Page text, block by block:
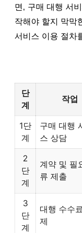
면, 구매 대행 서
작해야 할지 막막
서비스 이용 절차
단
계
작업
1단
계
구매 대행
스 상담
2
단
계
계약 및 필
류 제출
3
단
계
대행 수수
제